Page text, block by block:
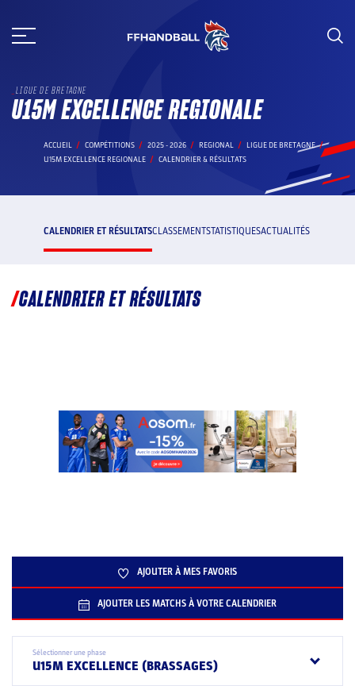
au
LIGUE DE BRETAGNE
U15M EXCELLENCE REGIONALE
ACCUEIL COMPÉTITIONS 2025 - 2026 REGIONAL
LIGUE DE BRETAGNE
U15M EXCELLENCE REGIONALE
CALENDRIER & RÉSULTATS
CALENDRIER ET RÉSULTATSCLASSEMENTSTATISTIQUESACTUALITÉS
CALENDRIER ET RÉSULTATS
AJOUTER À MES FAVORIS
AJOUTER LES MATCHS À VOTRE CALENDRIER
Sélectionner une phase
U15M EXCELLENCE (BRASSAGES)